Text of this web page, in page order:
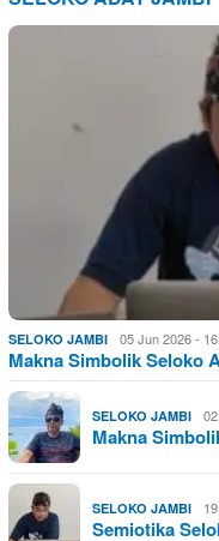
SELOKO JAMBI 05 Jun 2026 -
Makna Simbolik Seloko
SELOKO JAMBI
Makna
SELOKO JAMBI
Semiotika